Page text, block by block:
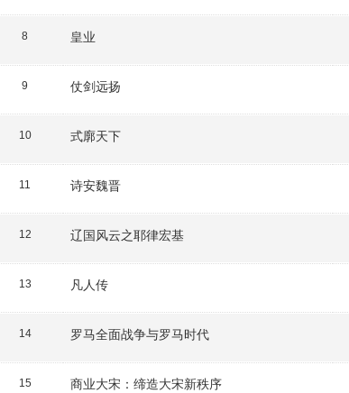
8 皇业
9 仗剑远扬
10 式廓天下
11 诗安魏晋
12 辽国风云之耶律宏基
13 凡人传
14 罗马全面战争与罗马时代
15 商业大宋：缔造大宋新秩序